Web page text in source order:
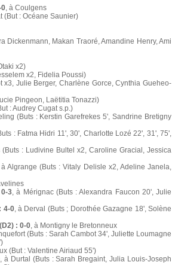
0, à Coulgens
(But : Océane Saunier)
Dickenmann, Makan Traoré, Amandine Henry, Ami
x2)
x2, Fidelia Poussi)
x3, Julie Berger, Charlène Gorce, Cynthia Gueheo-
Pingeon, Laëtitia Tonazzi)
: Audrey Cugat s.p.)
(Buts : Kerstin Garefrekes 5', Sandrine Bretigny
: Fatma Hidri 11', 30', Charlotte Lozé 22', 31', 75',
(Buts : Ludivine Bultel x2, Caroline Gracial, Jessica
Algrange (Buts : Vitaly Delisle x2, Adeline Janela,
3, à Mérignac (Buts : Alexandra Faucon 20', Julie
4-0, à Derval (Buts ; Dorothée Gazagne 18', Solène
: 0-0, à Montigny le Bretonneux
(Buts : Sarah Cambot 34', Juliette Loumagne
(But : Valentine Airiaud 55')
, à Durtal (Buts : Sarah Bregaint, Julia Louis-Joseph